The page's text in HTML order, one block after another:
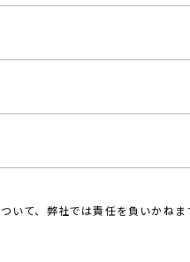
いて、弊社では責任を負いかねま